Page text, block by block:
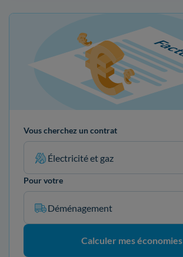
Vous cherchez un contrat
Électricité et gaz
Pour votre
Déménagement
Calculer mes économies